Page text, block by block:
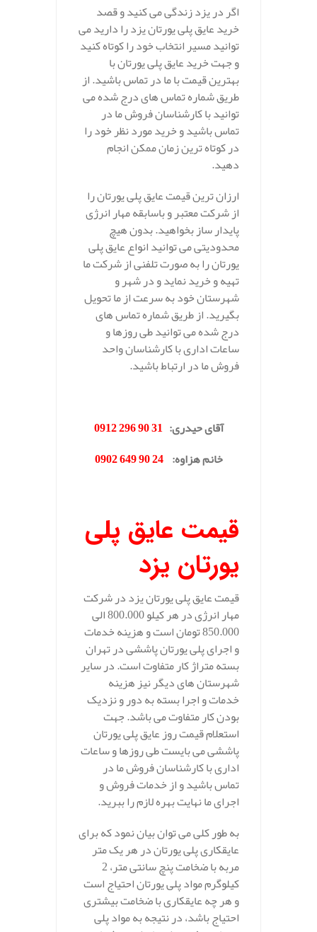
اگر در یزد زندگی می کنید و قصد
خرید عایق پلی یورتان یزد را دارید می
توانید مسیر انتخاب خود را کوتاه کنید
و جهت خرید عایق پلی یورتان با
بهترین قیمت با ما در تماس باشید. از
طریق شماره تماس های درج شده می
توانید با کارشناسان فروش ما در
تماس باشید و خرید مورد نظر خود را
در کوتاه ترین زمان ممکن انجام
دهید.
ارزان ترین قیمت عایق پلی یورتان را
از شرکت معتبر و باسابقه مهار انرژی
پایدار ساز بخواهید. بدون هیچ
محدودیتی می توانید انواع عایق پلی
یورتان را به صورت تلفنی از شرکت ما
تهیه و خرید نماید و در شهر و
شهرستان خود به سرعت از ما تحویل
بگیرید. از طریق شماره تماس های
درج شده می توانید طی روزها و
ساعات اداری با کارشناسان واحد
فروش ما در ارتباط باشید.
آقای حیدری:
31 90 296 0912
خانم هزاوه:
24 90 649 0902
قیمت عایق پلی
یورتان یزد
قیمت عایق پلی یورتان یزد در شرکت
مهار انرژی در هر کیلو 800.000 الی
850.000 تومان است و هزینه خدمات
و اجرای پلی یورتان پاششی در تهران
بسته متراژ کار متفاوت است. در سایر
شهرستان های دیگر نیز هزینه
خدمات و اجرا بسته به دور و نزدیک
بودن کار متفاوت می باشد. جهت
استعلام قیمت روز عایق پلی یورتان
پاششی می بایست طی روزها و ساعات
اداری با کارشناسان فروش ما در
تماس باشید و از خدمات فروش و
اجرای ما نهایت بهره لازم را ببرید.
به طور کلی می توان بیان نمود که برای
عایقکاری پلی یورتان در هر یک متر
مربه با ضخامت پنچ سانتی متر، 2
کیلوگرم مواد پلی یورتان احتیاج است
و هر چه عایقکاری با ضخامت بیشتری
احتیاج باشد، در نتیجه به مواد پلی